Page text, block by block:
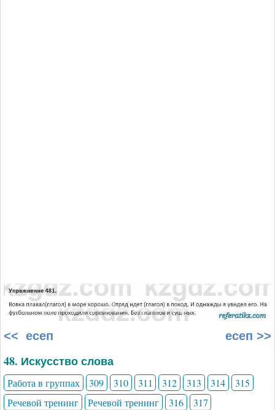
<< есеп есеп >>
48. Искусство слова
Работа в группах 309 310 311 312 313 314
315
Речевой тренинг
Речевой тренинг 316
317